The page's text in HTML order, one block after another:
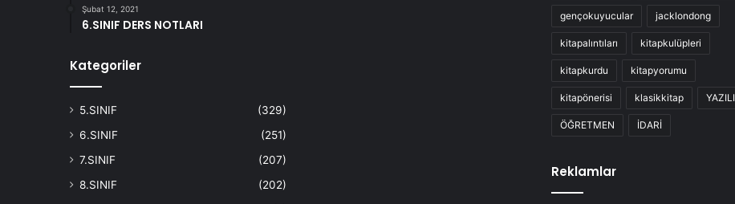
Şubat 12, 2021
6.SINIF DERS NOTLARI
Kategoriler
5.SINIF
(329)
6.SINIF
(251)
7.SINIF
(207)
8.SINIF
(202)
gençokuyucular jacklondong
kitapalıntıları kitapkulüpleri
kitapkurdu kitapyorumu
kitapönerisi klasikkitap YAZILI
ÖĞRETMEN İDARİ
Reklamlar